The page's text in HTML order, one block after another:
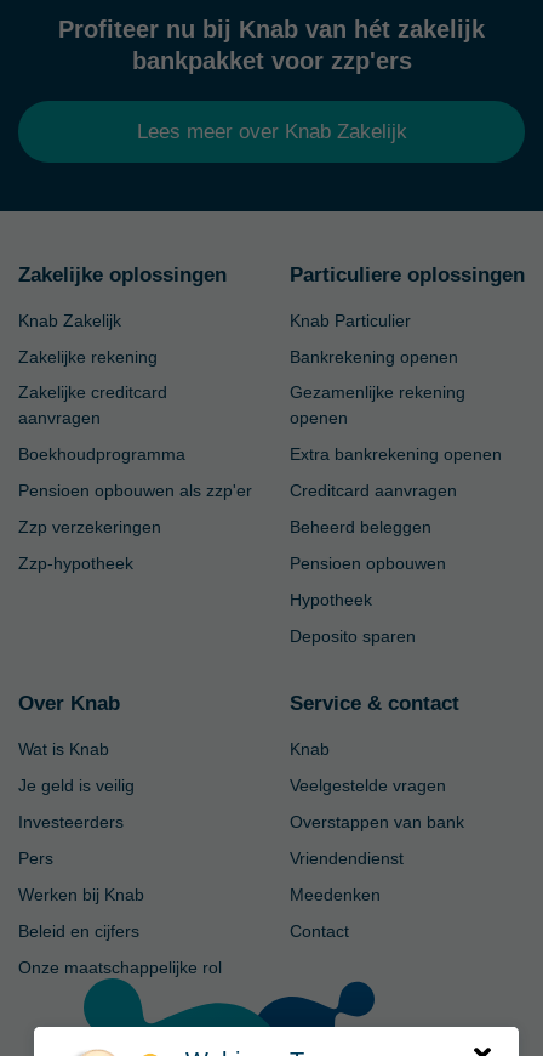
Profiteer nu bij Knab van hét zakelijk
bankpakket voor zzp'ers
Lees meer over Knab Zakelijk
Zakelijke oplossingen
Knab Zakelijk
Zakelijke rekening
Zakelijke creditcard
aanvragen
Boekhoudprogramma
Pensioen opbouwen als zzp'er
Zzp verzekeringen
Zzp-hypotheek
Particuliere oplossingen
Knab Particulier
Bankrekening openen
Gezamenlijke rekening
openen
Extra bankrekening openen
Creditcard aanvragen
Beheerd beleggen
Pensioen opbouwen
Hypotheek
Deposito sparen
Over Knab
Wat is Knab
Je geld is veilig
Investeerders
Pers
Werken bij Knab
Beleid en cijfers
Onze maatschappelijke rol
Service & contact
Knab
Veelgestelde vragen
Overstappen van bank
Vriendendienst
Meedenken
Contact